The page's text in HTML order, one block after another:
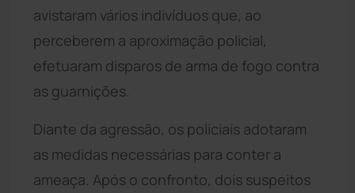
avistaram vários indivíduos que, ao
perceberem a aproximação policial,
efetuaram disparos de arma de fogo contra
as guarnições.
Diante da agressão, os policiais adotaram
as medidas necessárias para conter a
ameaça. Após o confronto, dois suspeitos